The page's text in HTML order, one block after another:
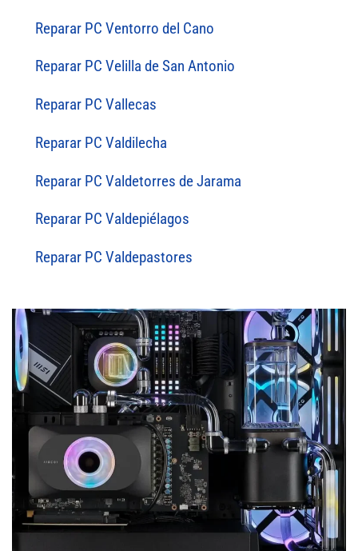
Reparar PC Ventorro del Cano
Reparar PC Velilla de San Antonio
Reparar PC Vallecas
Reparar PC Valdilecha
Reparar PC Valdetorres de Jarama
Reparar PC Valdepiélagos
Reparar PC Valdepastores